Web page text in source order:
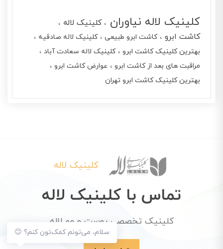
کلینیک لاله نیاوران
کلینیک لاله
کاشت ابرو
کاشت ابرو طبیعی
کلینیک لاله صادقیه
بهترین کلینیک کاشت ابرو
کلینیک لاله سعادت آباد
مراقبت های بعد از کاشت ابرو
عوارض کاشت ابرو
بهترین کلینیک کاشت ابرو تهران
سلام، می‌تونم کمک‌تون کنم؟ 😊
کلینیک لاله
تماس با کلینیک لاله
کلینیک تخصصی پوست و مو لاله